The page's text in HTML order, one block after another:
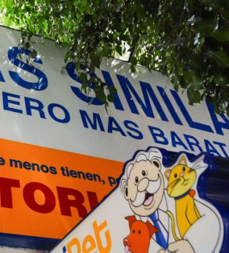
A BORDO
estable de alta velocidad a
aroma, sabor y aventura en Nayarit.
ser uno mismo como uno de sus
una experiencia de orgullo y
Viaje organiza su Cuarto
Encuentro de Cocineras
territorios asisten al 56.º Foro